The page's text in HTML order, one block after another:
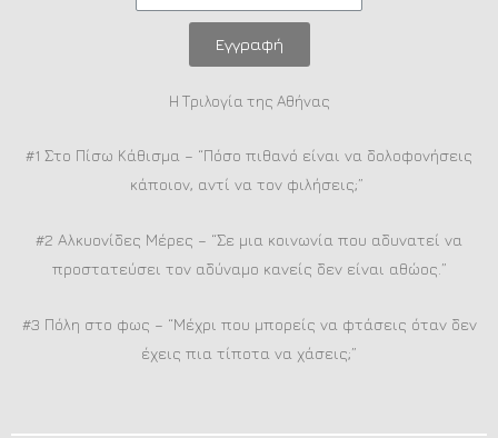
Εγγραφή
Η Τριλογία της Αθήνας
#1 Στο Πίσω Κάθισμα – “Πόσο πιθανό είναι να δολοφονήσεις
κάποιον, αντί να τον φιλήσεις;”
#2 Αλκυονίδες Μέρες – “Σε μια κοινωνία που αδυνατεί να
προστατεύσει τον αδύναμο κανείς δεν είναι αθώος.”
#3 Πόλη στο φως – “Μέχρι που μπορείς να φτάσεις όταν δεν
έχεις πια τίποτα να χάσεις;”